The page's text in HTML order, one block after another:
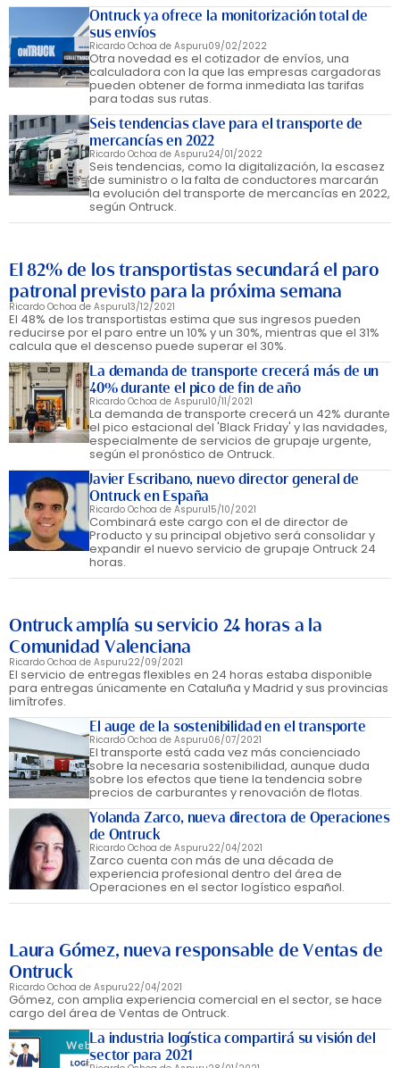
Ontruck ya ofrece la monitorización total de
sus envíos
Ricardo Ochoa de Aspuru09/02/2022
Otra novedad es el cotizador de envíos, una
calculadora con la que las empresas cargadoras
pueden obtener de forma inmediata las tarifas
para todas sus rutas.
Seis tendencias clave para el transporte de
mercancías en 2022
Ricardo Ochoa de Aspuru24/01/2022
Seis tendencias, como la digitalización, la escasez
de suministro o la falta de conductores marcarán
la evolución del transporte de mercancías en 2022,
según Ontruck.
El 82% de los transportistas secundará el paro
patronal previsto para la próxima semana
Ricardo Ochoa de Aspuru13/12/2021
El 48% de los transportistas estima que sus ingresos pueden
reducirse por el paro entre un 10% y un 30%, mientras que el 31%
calcula que el descenso puede superar el 30%.
La demanda de transporte crecerá más de un
40% durante el pico de fin de año
Ricardo Ochoa de Aspuru10/11/2021
La demanda de transporte crecerá un 42% durante
el pico estacional del 'Black Friday' y las navidades,
especialmente de servicios de grupaje urgente,
según el pronóstico de Ontruck.
Javier Escribano, nuevo director general de
Ontruck en España
Ricardo Ochoa de Aspuru15/10/2021
Combinará este cargo con el de director de
Producto y su principal objetivo será consolidar y
expandir el nuevo servicio de grupaje Ontruck 24
horas.
Ontruck amplía su servicio 24 horas a la
Comunidad Valenciana
Ricardo Ochoa de Aspuru22/09/2021
El servicio de entregas flexibles en 24 horas estaba disponible
para entregas únicamente en Cataluña y Madrid y sus provincias
limítrofes.
El auge de la sostenibilidad en el transporte
Ricardo Ochoa de Aspuru06/07/2021
El transporte está cada vez más concienciado
sobre la necesaria sostenibilidad, aunque duda
sobre los efectos que tiene la tendencia sobre
precios de carburantes y renovación de flotas.
Yolanda Zarco, nueva directora de Operaciones
de Ontruck
Ricardo Ochoa de Aspuru22/04/2021
Zarco cuenta con más de una década de
experiencia profesional dentro del área de
Operaciones en el sector logístico español.
Laura Gómez, nueva responsable de Ventas de
Ontruck
Ricardo Ochoa de Aspuru22/04/2021
Gómez, con amplia experiencia comercial en el sector, se hace
cargo del área de Ventas de Ontruck.
La industria logística compartirá su visión del
sector para 2021